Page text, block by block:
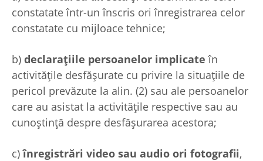
constatate într-un înscris ori înregistrarea celor
constatate cu mijloace tehnice;
b) declarațiile persoanelor implicate în
activitățile desfășurate cu privire la situațiile de
pericol prevăzute la alin. (2) sau ale persoanelor
care au asistat la activitățile respective sau au
cunoștință despre desfășurarea acestora;
c)înregistrări video sau audio ori fotografii,